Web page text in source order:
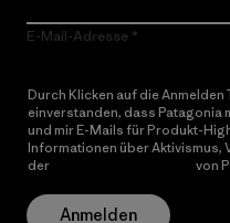
E-Mail-Adresse
Durch Klicken auf die Anmelden
einverstanden, dass Patagonia
und mir E-Mails für Produkt-
Informationen über Aktivismus,
der
von
Anmelden